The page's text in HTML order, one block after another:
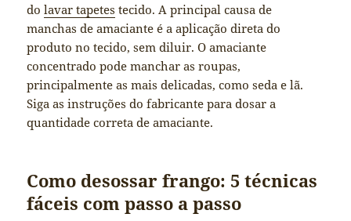
dolavar tapetes tecido. A principal causa de
manchas de amaciante é a aplicação direta do
produto no tecido, sem diluir. O amaciante
concentrado pode manchar as roupas,
principalmente as mais delicadas, como seda e lã.
Siga as instruções do fabricante para dosar a
quantidade correta de amaciante.
Como desossar frango: 5 técnicas
fáceis com passo a passo